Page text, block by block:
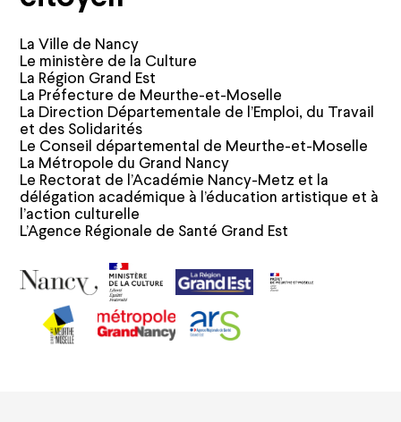
La Ville de Nancy
Le ministère de la Culture
La Région Grand Est
La Préfecture de Meurthe-et-Moselle
La Direction Départementale de l’Emploi, du Travail
et des Solidarités
Le Conseil départemental de Meurthe-et-Moselle
La Métropole du Grand Nancy
Le Rectorat de l’Académie Nancy-Metz et la
délégation académique à l’éducation artistique et à
l’action culturelle
L’Agence Régionale de Santé Grand Est
Les projets à soutenir
Ils nous soutiennent
Offres et abonnements
Abonnements
Cartes cadeaux
Offre famille
Offres groupes et entreprises
Offres jeunes / étudiants / -30 ans
Comment réserver
Tarifs et plans de salle
Préparer votre venue
Visites guidées